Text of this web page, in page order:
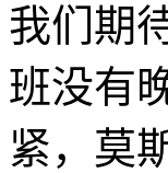
我们期
班没有
紧，莫